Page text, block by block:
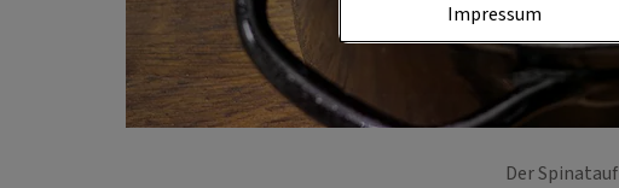
Der
Impressum